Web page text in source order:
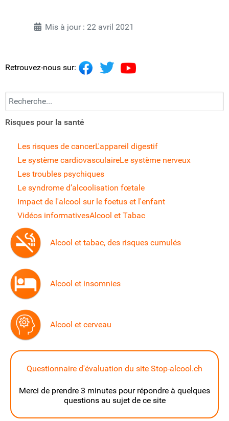
Mis à jour : 22 avril 2021
Retrouvez-nous sur:
Recherchez...
Risques pour la santé
Les risques de cancerL'appareil digestif
Le système cardiovasculaireLe système nerveux
Les troubles psychiques
Le syndrome d’alcoolisation fœtale
Impact de l'alcool sur le foetus et l'enfant
Vidéos informativesAlcool et Tabac
Alcool et tabac, des risques cumulés
Alcool et insomnies
Alcool et cerveau
Questionnaire d'évaluation du site Stop-alcool.ch
Merci de prendre 3 minutes pour répondre à quelques
questions au sujet de ce site